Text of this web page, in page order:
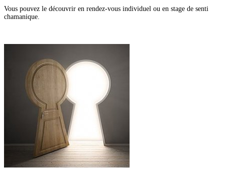
Vous pouvez le découvrir en rendez-vous individuel ou en stage de senti
chamanique.